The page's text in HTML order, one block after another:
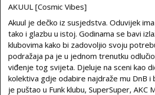
AKUUL [Cosmic Vibes]
Akuul je dečko iz susjedstva. Oduvijek
tako i glazbu u istoj. Godinama se bavi
klubovima kako bi zadovoljio svoju
podražaja pa je u jednom trenutku
viđenje tog svijeta. Djeluje na sceni kao
kolektiva gdje odabire najdraže mu DnB i
je puštao u Funk klubu, SuperSuper, AKC